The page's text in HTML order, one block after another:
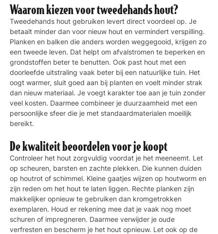
Waarom kiezen voor tweedehands hout?
Tweedehands hout gebruiken levert direct voordeel op. Je
betaalt minder dan voor nieuw hout en vermindert verspilling.
Planken en balken die anders worden weggegooid, krijgen zo
een tweede leven. Dat helpt om afvalstromen te beperken en
grondstoffen beter te benutten. Ook past hout met een
doorleefde uitstraling vaak beter bij een natuurlijke tuin. Het
oogt warmer, sluit goed aan bij planten en voelt minder strak
dan nieuw materiaal. Je voegt karakter toe aan je tuin zonder
veel kosten. Daarmee combineer je duurzaamheid met een
persoonlijke sfeer die je met standaardmaterialen moeilijk
bereikt.
De kwaliteit beoordelen voor je koopt
Controleer het hout zorgvuldig voordat je het meeneemt. Let
op scheuren, barsten en zachte plekken. Die kunnen duiden
op houtrot of schimmel. Kleine gaatjes wijzen op houtworm en
zijn reden om het hout te laten liggen. Rechte planken zijn
makkelijker opnieuw te gebruiken dan kromgetrokken
exemplaren. Houd er rekening mee dat je vaak nog moet
schuren of impregneren. Daarmee verwijder je oude
verfresten en bescherm je het hout opnieuw. Let ook op de